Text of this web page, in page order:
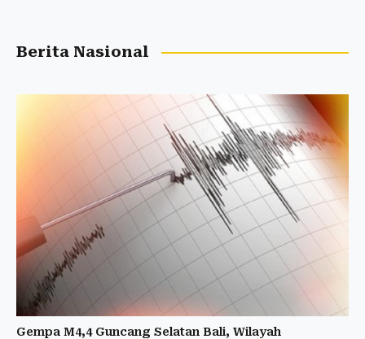
Berita Nasional
Gempa M4,4 Guncang Selatan Bali, Wilayah